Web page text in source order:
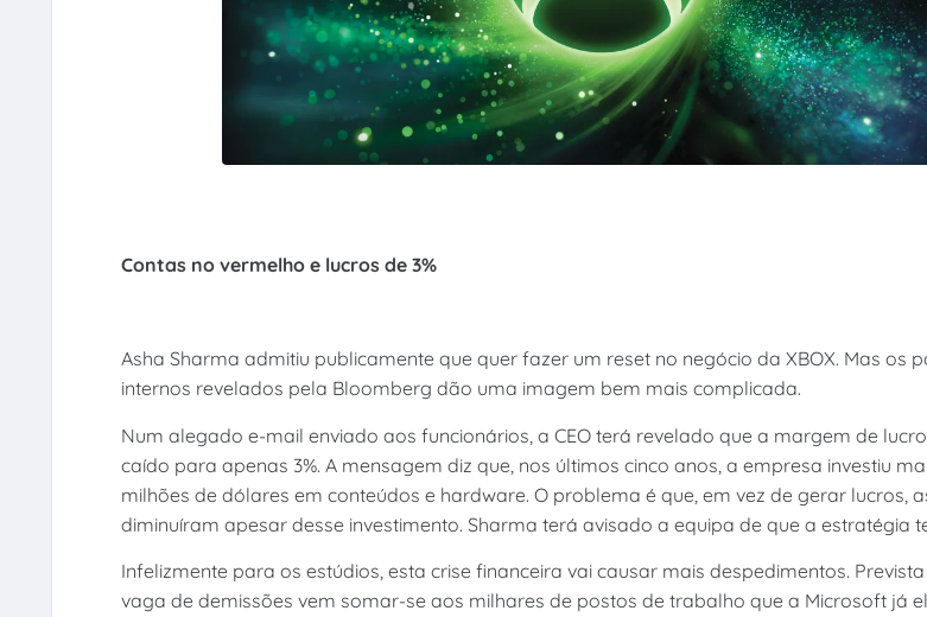
Contas no vermelho e lucros de 3%
Asha Sharma admitiu publicamente que quer fazer um reset no negócio da XBOX. Mas os
internos revelados pela Bloomberg dão uma imagem bem mais complicada.
Num alegado e-mail enviado aos funcionários, a CEO terá revelado que a margem de
caído para apenas 3%. A mensagem diz que, nos últimos cinco anos, a empresa investiu
milhões de dólares em conteúdos e hardware. O problema é que, em vez de gerar lucros,
diminuíram apesar desse investimento. Sharma terá avisado a equipa de que a estratégia
Infelizmente para os estúdios, esta crise financeira vai causar mais despedimentos.
vaga de demissões vem somar-se aos milhares de postos de trabalho que a Microsoft já